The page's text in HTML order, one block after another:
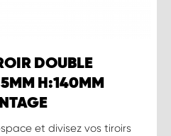
DOUBLE
H:140MM
et divisez vos tiroirs